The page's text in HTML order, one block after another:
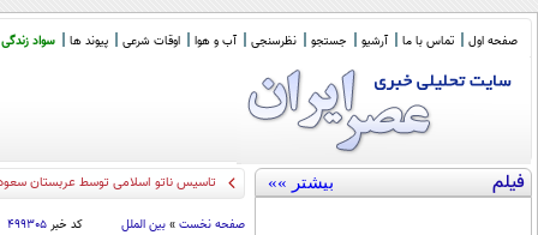
صفحه اول تماس با ما آرشیو جستجو نظرسنجی آب و هوا اوقات شرعی پیوند ها سواد زندگی
فیلم بیشتر »» تاسیس ناتو اسلامی توسط عربستان
صفحه نخست » بین الملل کد خبر ۴۹۹۳۰۵